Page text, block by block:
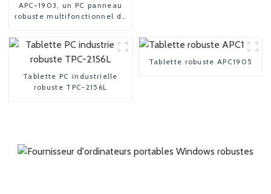
APC-1903, un PC panneau
robuste multifonctionnel de
Tablette PC industrielle
robuste TPC-2156L
Tablette robuste APC1905